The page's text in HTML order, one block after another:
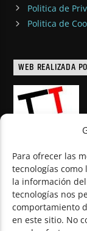
Para ofrecer las
tecnologías como
la información
tecnologías nos
comportamiento
en este sitio. No
Politica de
Politica de
WEB REALIZADA
© Todos los